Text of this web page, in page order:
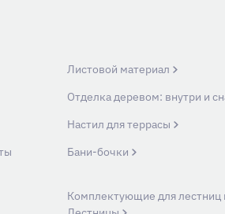
Листовой материал
Отделка деревом: внутри и
Настил для террасы
Бани-бочки
Комплектующие для лестниц